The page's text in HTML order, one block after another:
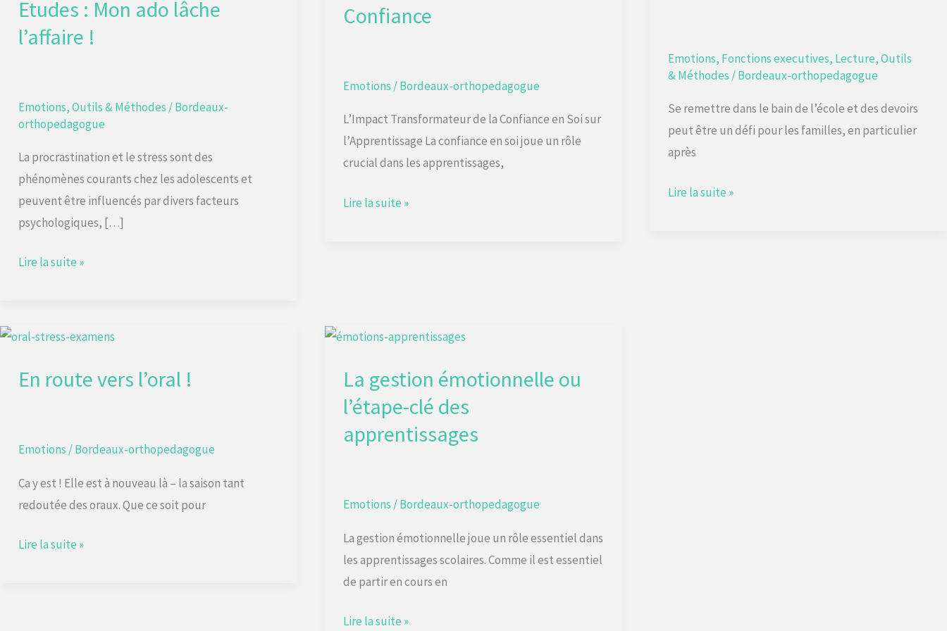
Etudes : Mon ado lâche
l’affaire !
Emotions,Outils & Méthodes /Bordeaux-
orthopedagogue
La procrastination et le stress sont des
phénomènes courants chez les adolescents et
peuvent être influencés par divers facteurs
psychologiques, […]
ado
lâche
Lire la suite »
Confiance
Emotions /Bordeaux-orthopedagogue
L’Impact Transformateur de la Confiance en Soi sur
l’Apprentissage La confiance en soi joue un rôle
crucial dans les apprentissages,
livres,
Lire la suite »
Emotions, Fonctions executives, Lecture,Outils
& Méthodes /Bordeaux-orthopedagogue
Se remettre dans le bain de l’école et des devoirs
peut être un défi pour les familles, en particulier
après
Lire la suite »
En route vers l’oral !
Emotions /Bordeaux-orthopedagogue
Ca y est ! Elle est à nouveau là – la saison tant
redoutée des oraux. Que ce soit pour
En
vers
Lire la suite »
La gestion émotionnelle ou
l’étape-clé des
apprentissages
Emotions /Bordeaux-orthopedagogue
La gestion émotionnelle joue un rôle essentiel dans
les apprentissages scolaires. Comme il est essentiel
de partir en cours en
La
émotionnelle
ou
l’étape-
clé
Lire la suite »